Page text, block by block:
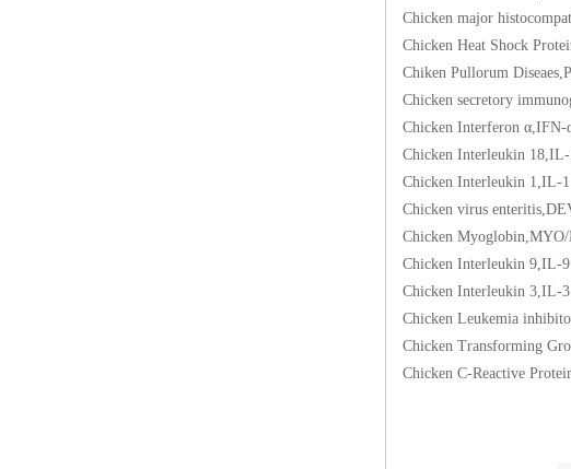
Chicken major
Chicken Heat Shock
Chiken Pullorum
Chicken secretory
Chicken Interferon
Chicken Interleukin
Chicken Interleukin
Chicken virus
Chicken
Chicken Interleukin
Chicken Interleukin
Chicken Leukemia
Chicken Transforming
Chicken C-Reactive